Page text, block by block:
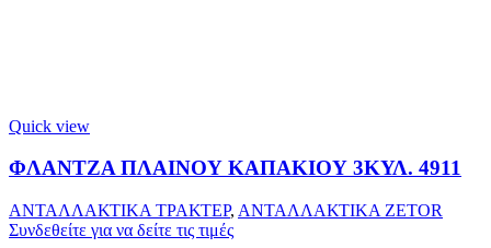
Quick view
ΦΛΑΝΤΖΑ ΠΛΑΙΝΟΥ ΚΑΠΑΚΙΟΥ 3ΚΥΛ. 4911
ΑΝΤΑΛΛΑΚΤΙΚΑ ΤΡΑΚΤΕΡ, ΑΝΤΑΛΛΑΚΤΙΚΑ ZETOR
Συνδεθείτε για να δείτε τις τιμές